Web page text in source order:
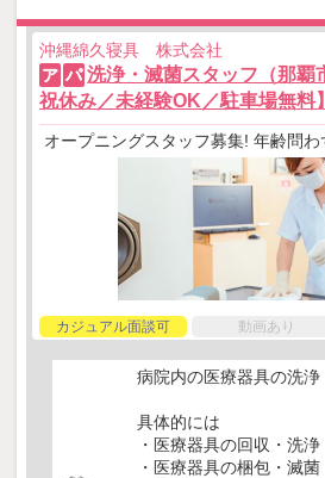
沖縄綿久寝具 株式会社
ア パ 洗浄・滅菌スタッフ（那覇
祝休み／未経験OK／駐車場無料】
オープニングスタッフ募集! 年齢問わ
カジュアル面談可 動画あり
病院内の医療器具の洗浄
具体的には
・医療器具の回収・洗浄
・医療器具の梱包・滅菌